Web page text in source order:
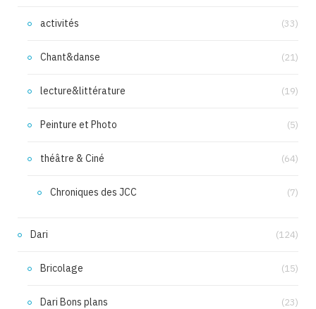
activités (33)
Chant&danse (21)
lecture&littérature (19)
Peinture et Photo (5)
théâtre & Ciné (64)
Chroniques des JCC (7)
Dari (124)
Bricolage (15)
Dari Bons plans (23)